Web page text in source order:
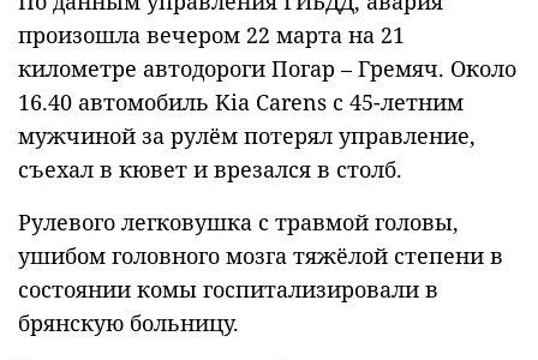
произошла вечером 22 марта на 21
километре автодороги Погар – Гремяч. Около
16.40 автомобиль Kia Carens с 45-летним
мужчиной за рулём потерял управление,
съехал в кювет и врезался в столб.
Рулевого легковушка с травмой головы,
ушибом головного мозга тяжёлой степени в
состоянии комы госпитализировали в
брянскую больницу.